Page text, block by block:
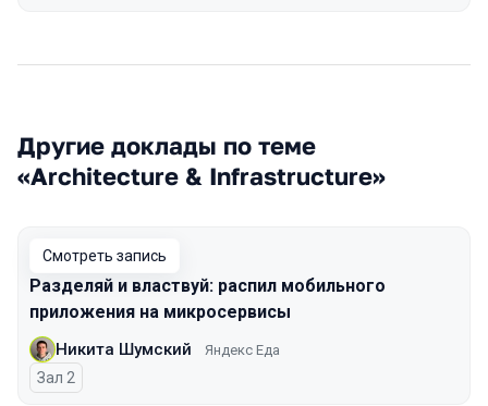
Другие доклады по теме
«Architecture & Infrastructure»
Смотреть запись
Разделяй и властвуй: распил мобильного
приложения на микросервисы
Никита Шумский Яндекс Еда
Зал 2